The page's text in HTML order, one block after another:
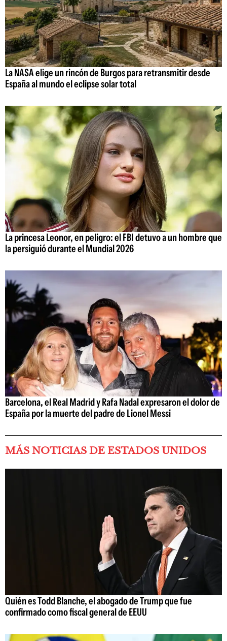
La NASA elige un rincón de Burgos para retransmitir desde
España al mundo el eclipse solar total
La princesa Leonor, en peligro: el FBI detuvo a un hombre que
la persiguió durante el Mundial 2026
Barcelona, el Real Madrid y Rafa Nadal expresaron el dolor de
España por la muerte del padre de Lionel Messi
MÁS NOTICIAS DE ESTADOS UNIDOS
Quién es Todd Blanche, el abogado de Trump que fue
confirmado como fiscal general de EEUU